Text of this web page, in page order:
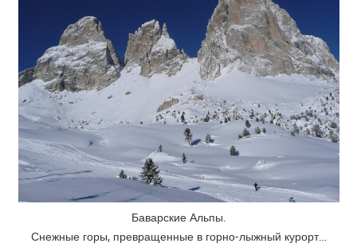
Баварские Альпы.
Снежные горы, превращенные в горно-лыжный курорт…